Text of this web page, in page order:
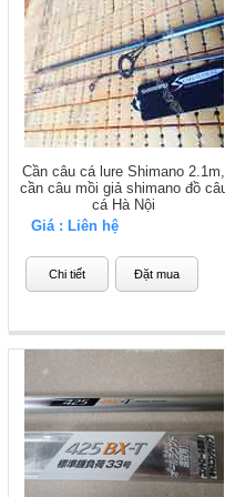
Đồ câu cá hãng Shimano
bộ môn câu cá tại Việt
Cần câu cá lure Shimano 2.1m,
cần câu mồi giả shimano đồ
cá Hà Nội
Giá : Liên hệ
Chi tiết Đặt mua